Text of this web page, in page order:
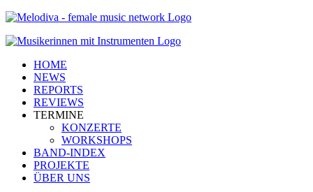
HOME
NEWS
REPORTS
REVIEWS
TERMINE
KONZERTE
WORKSHOPS
BAND-INDEX
PROJEKTE
ÜBER UNS